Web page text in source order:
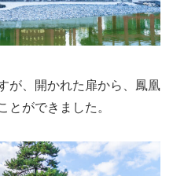
が、開かれた扉から、鳳凰
とができました。